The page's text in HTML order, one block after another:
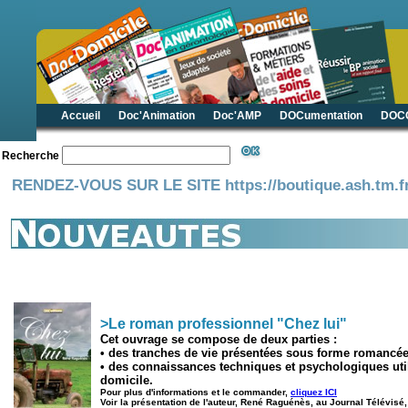
Accueil Doc'Animation Doc'AMP DOCumentation
Recherche
RENDEZ-VOUS SUR LE SITE https://
>Le roman professionnel "Chez lui"
Cet ouvrage se compose de deux parties :
• des tranches de vie présentées sous forme
• des connaissances techniques et psychologiques
domicile.
Pour plus d'informations et le commander, cliquez ICI
Voir la présentation de l'auteur, René Raguénès, au Journal